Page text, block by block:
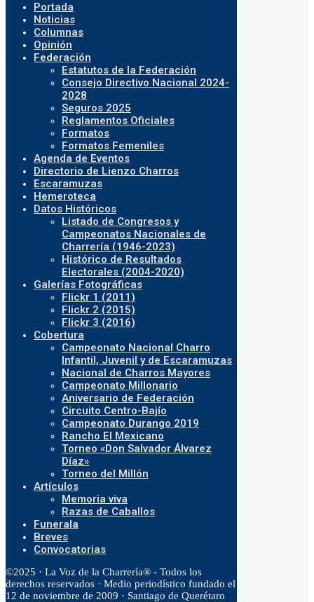
Portada
Noticias
Columnas
Opinión
Federación
Estatutos de la Federación
Consejo Directivo Nacional 2024-
2028
Seguros 2025
Reglamentos Oficiales
Formatos
Formatos Femeniles
Agenda de Eventos
Directorio de Lienzo Charros
Escaramuzas
Hemeroteca
Datos Históricos
Listado de Congresos y
Campeonatos Nacionales de
Charrería (1946-2023)
Histórico de Resultados
Electorales (2004-2020)
Galerías Fotográficas
Flickr 1 (2011)
Flickr 2 (2015)
Flickr 3 (2016)
Cobertura
Campeonato Nacional Charro
Infantil, Juvenil y de Escaramuzas
Nacional de Charros Mayores
Campeonato Millonario
Aniversario de Federación
Circuito Centro-Bajío
Campeonato Durango 2019
Rancho El Mexicano
Torneo «Don Salvador Álvarez
Díaz»
Torneo del Millón
Artículos
Memoria viva
Razas de Caballos
Funerala
Breves
Convocatorias
©2025 · La Voz de la Charrería® - Todos los
derechos reservados · Medio periodístico fundado el
12 de noviembre de 2009 · Santiago de Querétaro